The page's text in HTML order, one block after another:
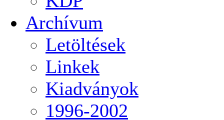
Archívum
Letöltések
Linkek
Kiadványok
1996-2002